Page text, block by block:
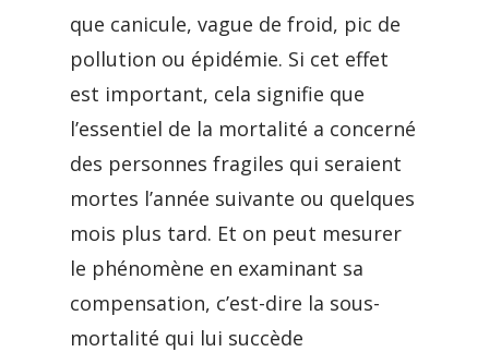
que canicule, vague de froid, pic de
pollution ou épidémie. Si cet effet
est important, cela signifie que
l’essentiel de la mortalité a concerné
des personnes fragiles qui seraient
mortes l’année suivante ou quelques
mois plus tard. Et on peut mesurer
le phénomène en examinant sa
compensation, c’est-dire la sous-
mortalité qui lui succède